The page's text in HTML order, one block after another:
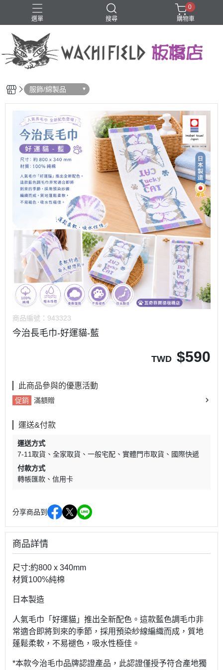
選單 搜尋
鑰匙圈
0
購物車
服飾/綿製品
商品編號： 943323
今治長毛巾-好運貓-藍
TWD $590
此商品參與的優惠活動
促銷 滿額贈
運送&付款
運送方式
7-11取貨
全家取貨 一般宅配 實體門市取貨
國際快遞
付款方式
轉帳匯款
信用卡
分享商品到
商品詳情
尺寸:約800 x 340mm
材質100%純棉
日本製造
人氣毛巾「好運貓」推出全新配色。這款藍色調毛巾非
常適合即將到來的季節，採用預染紗線編織而成，質地
蓬鬆柔軟，不易褪色，吸水性極佳。
*本款今治毛巾品牌認證產品，此認證僅授予符合產地獨